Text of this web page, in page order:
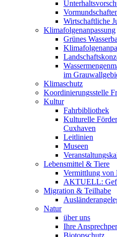
Wirtschaftliche
Klimafolgenanpassung
Grünes
im
Klimaschutz
Koordinierungsstelle
Kultur
Fahrbibliothek
Kulturelle
Cuxhaven
Leitlinien
Museen
Lebensmittel & Tiere
Vermittlung von
AKTUELL:
Migration & Teilhabe
Natur
über uns
Ihre
Biotopschutz